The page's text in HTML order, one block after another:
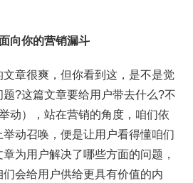
向你的营销漏斗
章很爽，但你看到这，是不是觉
?这篇文章要给用户带去什么?不
动），站在营销的角度，咱们依
动召唤，便是让用户看得懂咱们
为用户解决了哪些方面的问题，
会给用户供给更具有价值的内